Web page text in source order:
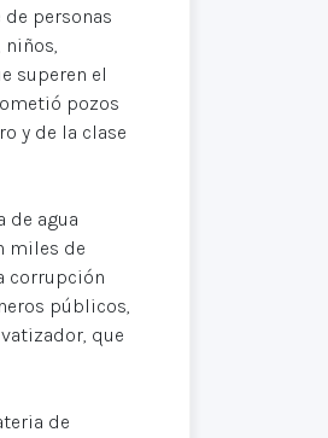
personas
niños,
superen el
pozos
y de la clase
de agua
miles de
corrupción
públicos,
que
de